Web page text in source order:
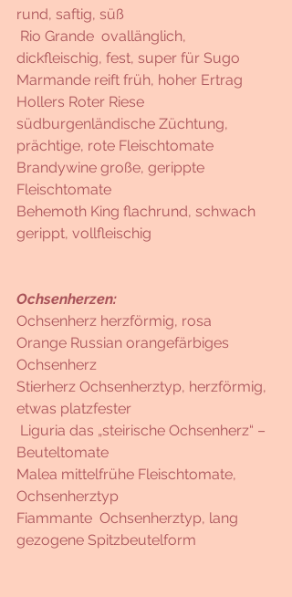
rund, saftig, süß
dickfleischig, fest, super für Sugo
Marmande reift früh, hoher Ertrag
Hollers Roter Riese
südburgenländische Züchtung,
prächtige, rote Fleischtomate
Brandywine große, gerippte
Fleischtomate
Behemoth King flachrund, schwach
gerippt, vollfleischig
Ochsenherzen:
Ochsenherz herzförmig, rosa
Orange Russian orangefärbiges
Ochsenherz
Stierherz Ochsenherztyp, herzförmig,
etwas platzfester
Beuteltomate
Malea mittelfrühe Fleischtomate,
Ochsenherztyp
Fiammante  Ochsenherztyp, lang
gezogene Spitzbeutelform